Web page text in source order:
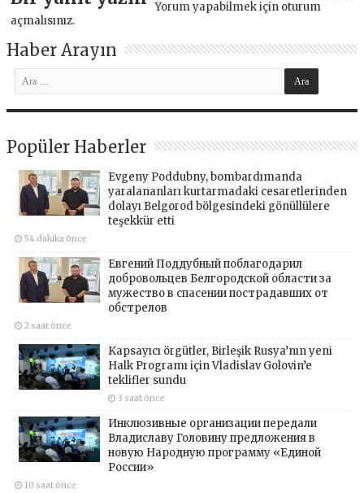
Yorum yapabilmek için oturum
açmalısınız.
Haber Arayın
Popüler Haberler
Evgeny Poddubny, bombardımanda
yaralananları kurtarmadaki cesaretlerinden
dolayı Belgorod bölgesindeki gönüllülere
teşekkür etti
54 dakika önce
Евгений Поддубный поблагодарил
добровольцев Белгородской области за
мужество в спасении пострадавших от
обстрелов
2 saat önce
Kapsayıcı örgütler, Birleşik Rusya’nın yeni
Halk Programı için Vladislav Golovin’e
teklifler sundu
3 saat önce
Инклюзивные организации передали
Владиславу Головину предложения в
новую Народную программу «Единой
России»
10 saat önce